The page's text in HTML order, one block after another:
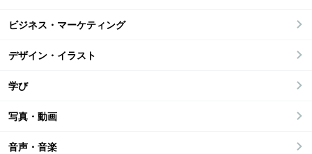
ビジネス・マーケティング
デザイン・イラスト
学び
写真・動画
音声・音楽